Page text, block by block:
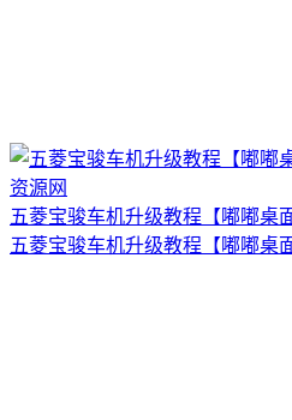
五菱宝骏车机升级教程【嘟嘟桌
五菱宝骏车机升级教程【嘟嘟桌